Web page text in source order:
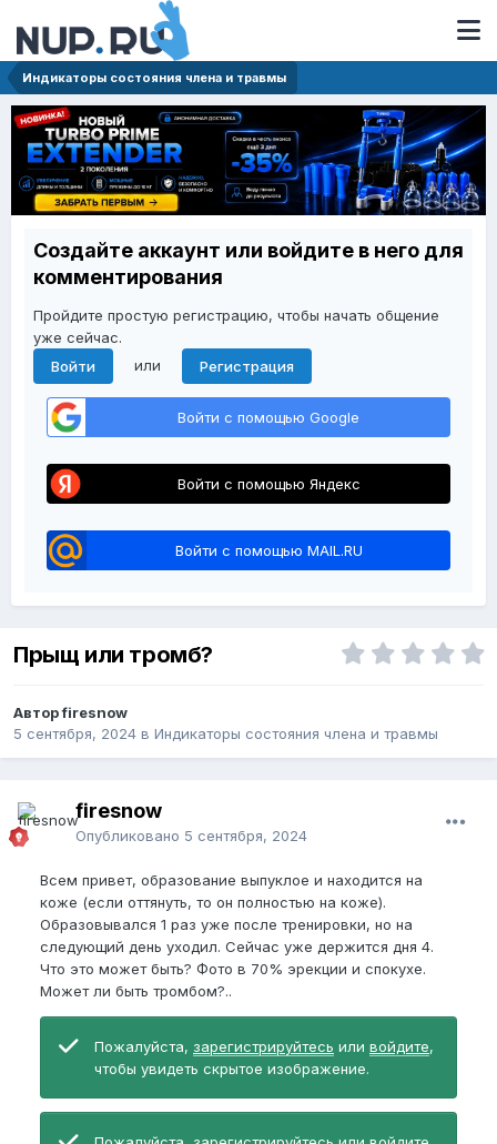
Индикаторы состояния члена и травмы
Создайте аккаунт или войдите в него для
комментирования
Пройдите простую регистрацию, чтобы начать общение
уже сейчас.
Войти
или Регистрация
Войти с помощью Google
Войти с помощью Яндекс
Войти с помощью MAIL.RU
Прыщ или тромб?
Автор firesnow
5 сентября, 2024 в Индикаторы состояния члена и травмы
firesnow
Опубликовано 5 сентября, 2024
Всем привет, образование выпуклое и находится на
коже (если оттянуть, то он полностью на коже).
Образовывался 1 раз уже после тренировки, но на
следующий день уходил. Сейчас уже держится дня 4.
Что это может быть? Фото в 70% эрекции и спокухе.
Может ли быть тромбом?..
Пожалуйста, зарегистрируйтесь или войдите,
чтобы увидеть скрытое изображение.